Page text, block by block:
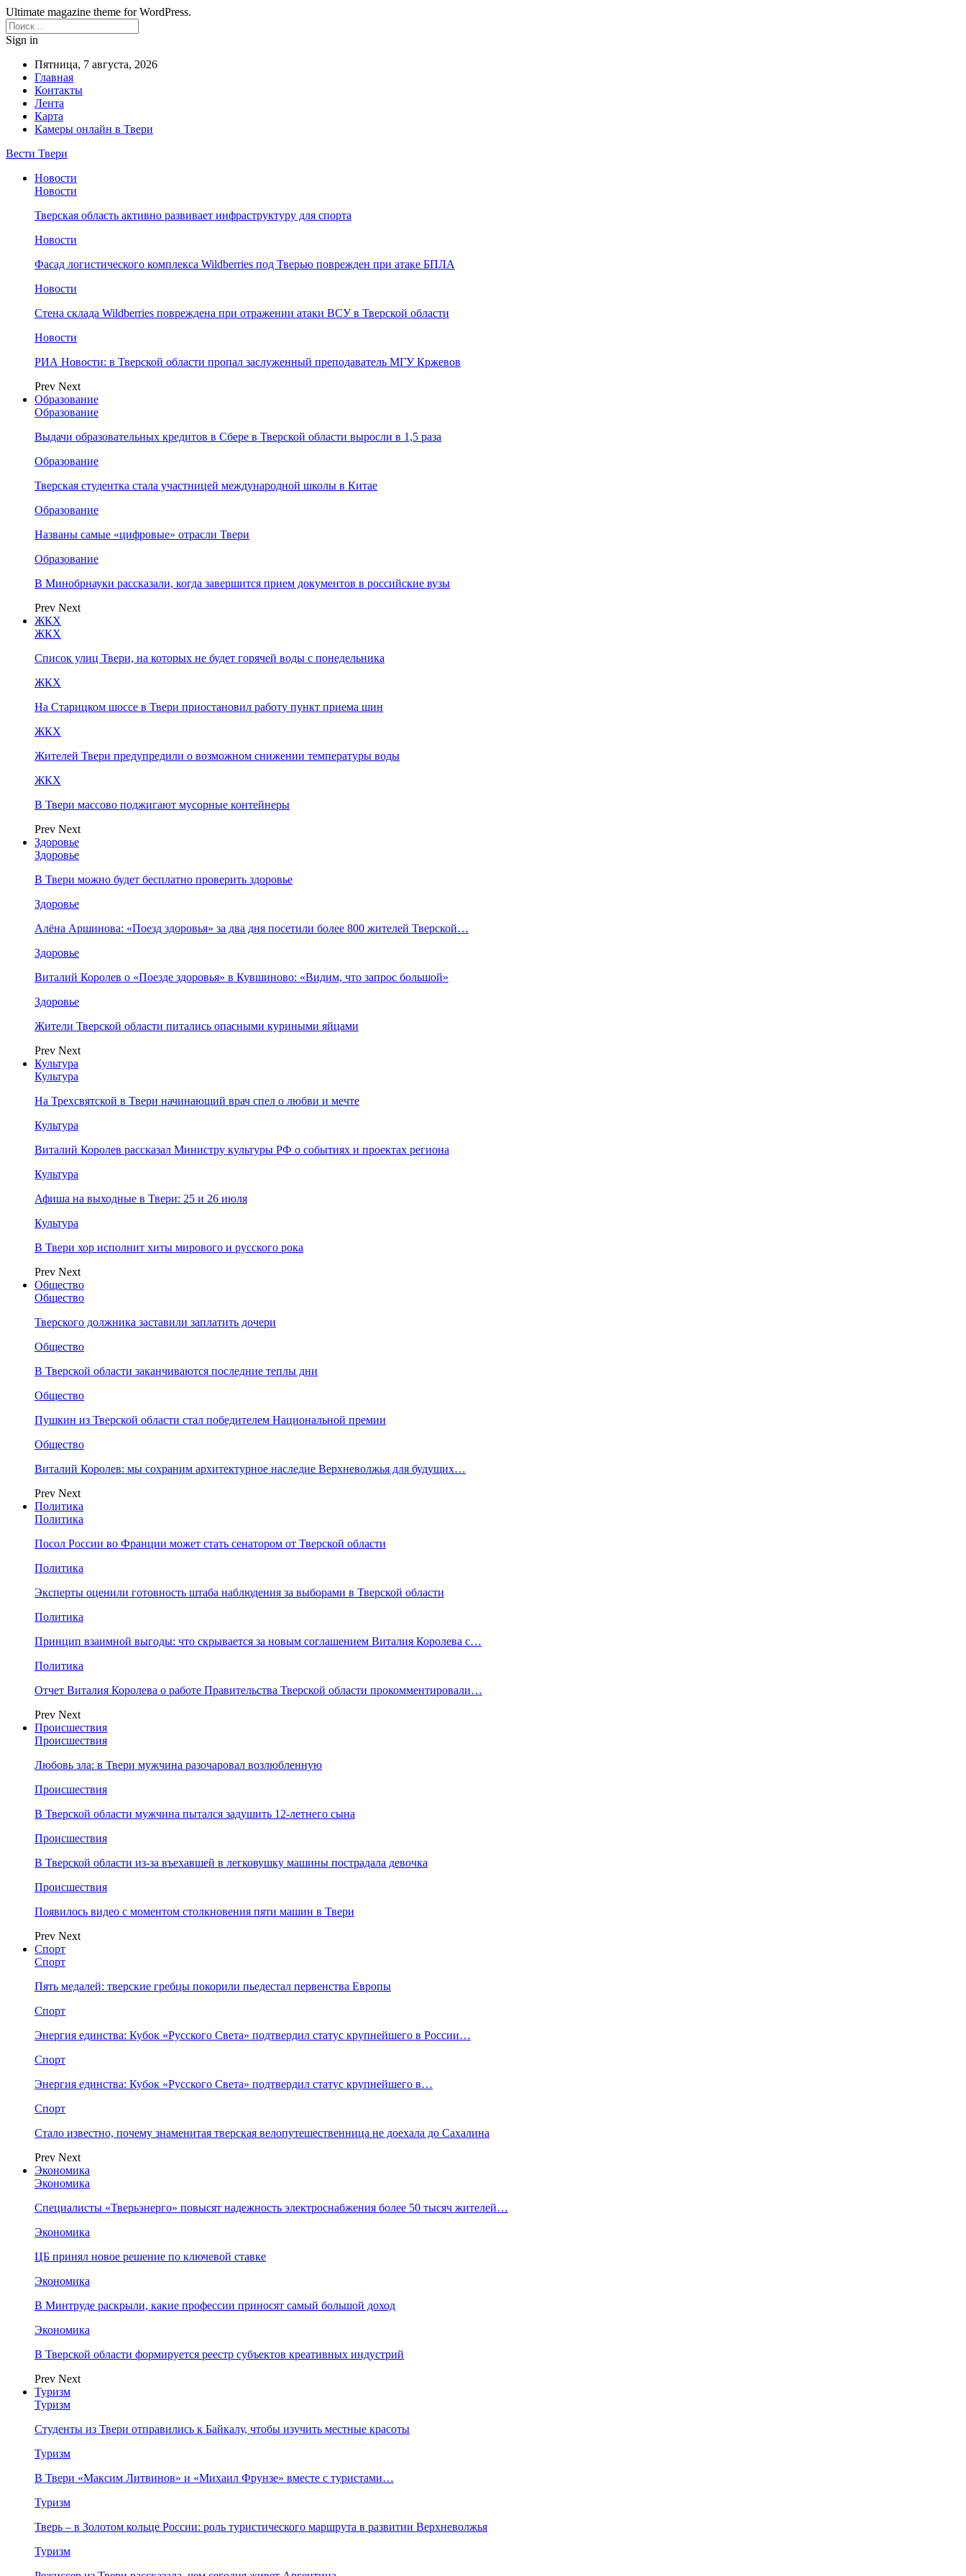
Ultimate magazine theme for WordPress.
Sign in
Пятница, 7 августа, 2026
Главная
Контакты
Лента
Карта
Камеры онлайн в Твери
Вести Твери
Новости
Новости
Тверская область активно развивает инфраструктуру для спорта
Новости
Фасад логистического комплекса Wildberries под Тверью поврежден при атаке БПЛА
Новости
Стена склада Wildberries повреждена при отражении атаки ВСУ в Тверской области
Новости
РИА Новости: в Тверской области пропал заслуженный преподаватель МГУ Кржевов
Prev Next
Образование
Образование
Выдачи образовательных кредитов в Сбере в Тверской области выросли в 1,5 раза
Образование
Тверская студентка стала участницей международной школы в Китае
Образование
Названы самые «цифровые» отрасли Твери
Образование
В Минобрнауки рассказали, когда завершится прием документов в российские вузы
Prev Next
ЖКХ
ЖКХ
Список улиц Твери, на которых не будет горячей воды с понедельника
ЖКХ
На Старицком шоссе в Твери приостановил работу пункт приема шин
ЖКХ
Жителей Твери предупредили о возможном снижении температуры воды
ЖКХ
В Твери массово поджигают мусорные контейнеры
Prev Next
Здоровье
Здоровье
В Твери можно будет бесплатно проверить здоровье
Здоровье
Алёна Аршинова: «Поезд здоровья» за два дня посетили более 800 жителей Тверской…
Здоровье
Виталий Королев о «Поезде здоровья» в Кувшиново: «Видим, что запрос большой»
Здоровье
Жители Тверской области питались опасными куриными яйцами
Prev Next
Культура
Культура
На Трехсвятской в Твери начинающий врач спел о любви и мечте
Культура
Виталий Королев рассказал Министру культуры РФ о событиях и проектах региона
Культура
Афиша на выходные в Твери: 25 и 26 июля
Культура
В Твери хор исполнит хиты мирового и русского рока
Prev Next
Общество
Общество
Тверского должника заставили заплатить дочери
Общество
В Тверской области заканчиваются последние теплы дни
Общество
Пушкин из Тверской области стал победителем Национальной премии
Общество
Виталий Королев: мы сохраним архитектурное наследие Верхневолжья для будущих…
Prev Next
Политика
Политика
Посол России во Франции может стать сенатором от Тверской области
Политика
Эксперты оценили готовность штаба наблюдения за выборами в Тверской области
Политика
Принцип взаимной выгоды: что скрывается за новым соглашением Виталия Королева с…
Политика
Отчет Виталия Королева о работе Правительства Тверской области прокомментировали…
Prev Next
Происшествия
Происшествия
Любовь зла: в Твери мужчина разочаровал возлюбленную
Происшествия
В Тверской области мужчина пытался задушить 12-летнего сына
Происшествия
В Тверской области из-за въехавшей в легковушку машины пострадала девочка
Происшествия
Появилось видео с моментом столкновения пяти машин в Твери
Prev Next
Спорт
Спорт
Пять медалей: тверские гребцы покорили пьедестал первенства Европы
Спорт
Энергия единства: Кубок «Русского Света» подтвердил статус крупнейшего в России…
Спорт
Энергия единства: Кубок «Русского Света» подтвердил статус крупнейшего в…
Спорт
Стало известно, почему знаменитая тверская велопутешественница не доехала до Сахалина
Prev Next
Экономика
Экономика
Специалисты «Тверьэнерго» повысят надежность электроснабжения более 50 тысяч жителей…
Экономика
ЦБ принял новое решение по ключевой ставке
Экономика
В Минтруде раскрыли, какие профессии приносят самый большой доход
Экономика
В Тверской области формируется реестр субъектов креативных индустрий
Prev Next
Туризм
Туризм
Студенты из Твери отправились к Байкалу, чтобы изучить местные красоты
Туризм
В Твери «Максим Литвинов» и «Михаил Фрунзе» вместе с туристами…
Туризм
Тверь – в Золотом кольце России: роль туристического маршрута в развитии Верхневолжья
Туризм